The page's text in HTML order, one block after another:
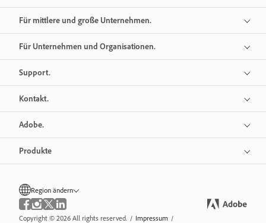
Für mittlere und große Unternehmen.
Für Unternehmen und Organisationen.
Support.
Kontakt.
Adobe.
Produkte
Region ändern
Copyright © 2026 All rights reserved. / Impressum /